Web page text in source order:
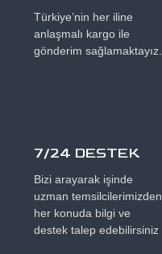
Türkiye’nin her iline
anlaşmalı kargo ile
gönderim sağlamaktayız.
7/24 DESTEK
Bizi arayarak işinde
uzman temsilcilerimizden
her konuda bilgi ve
destek talep edebilirsiniz